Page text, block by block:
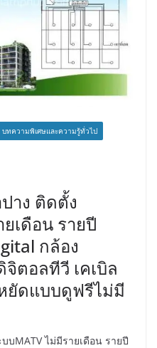
บทความพิเศษและความรู้ทั่วไป
าง ติดตั้ง
เดือน รายปี
กล้อง
ตอลทีวี เคเบิล
ยัดแบบดูฟรีไม่มี
บMATV ไม่มีรายเดือน รายปี